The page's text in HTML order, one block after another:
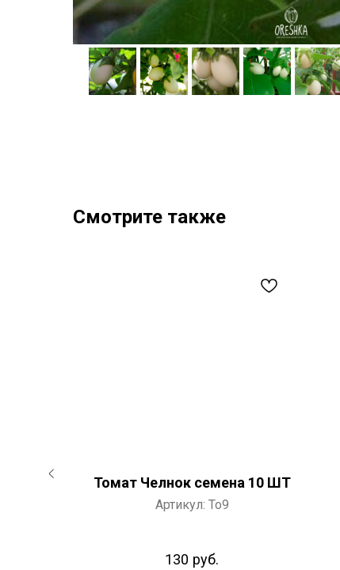
Смотрите также
Black
Томат Челнок семена 10 ШТ
Артикул: To9
130 руб.